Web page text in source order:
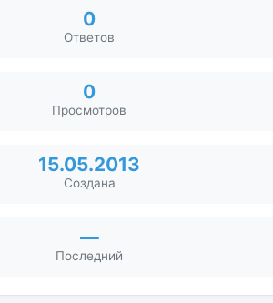
0
Ответов
0
Просмотров
15.05.2013
Создана
—
Последний